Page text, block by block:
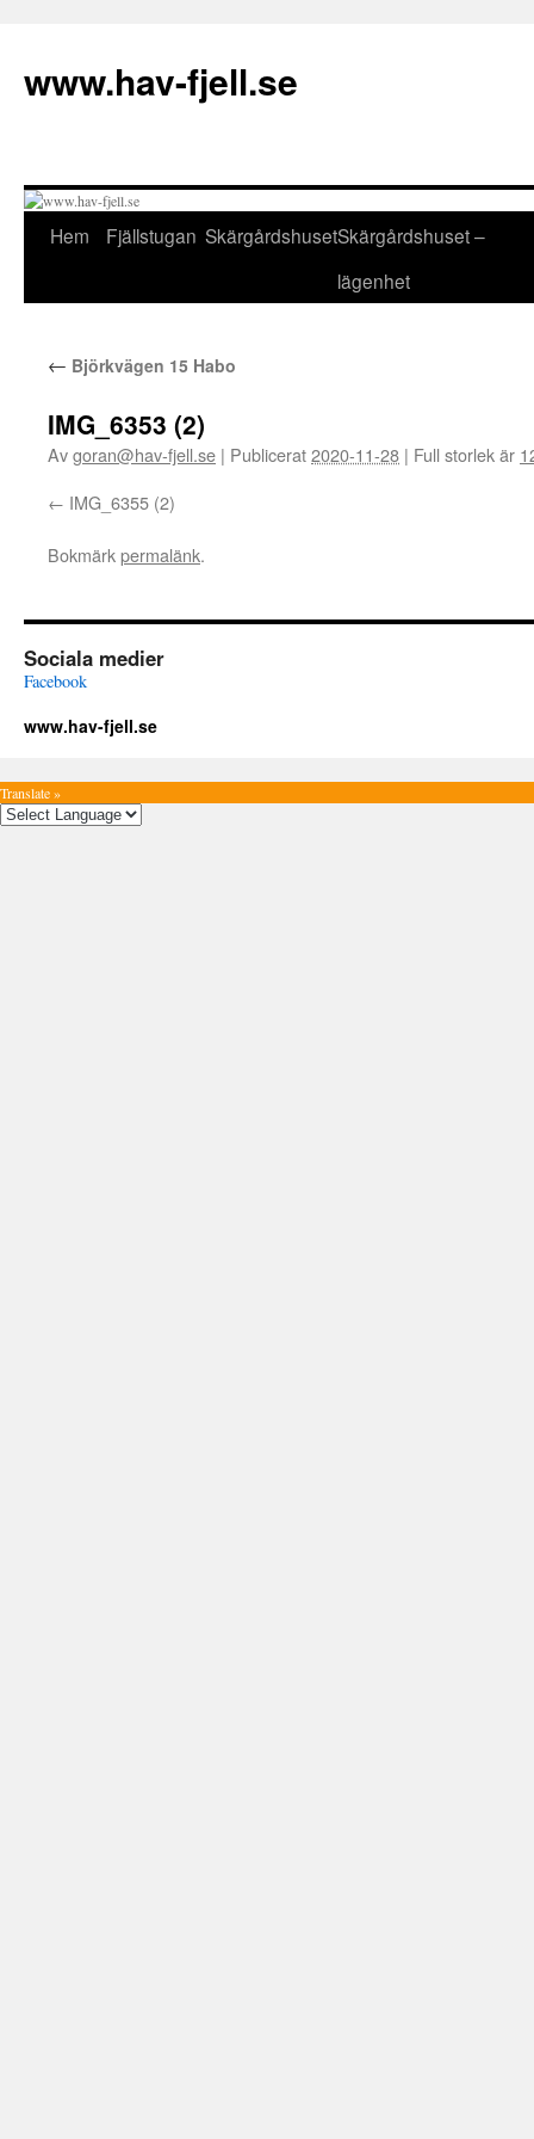
innehåll
www.hav-fjell.se
Hem Fjällstugan SkärgårdshusetSkärgårdshuset –
lägenhet
← Björkvägen 15 Habo
IMG_6353 (2)
Avgoran@hav-fjell.se | Publicerat2020-11-28 | Full storlek är
IMG_6355 (2)
Bokmärkpermalänk.
Sociala medier
Facebook
www.hav-fjell.se
Translate »